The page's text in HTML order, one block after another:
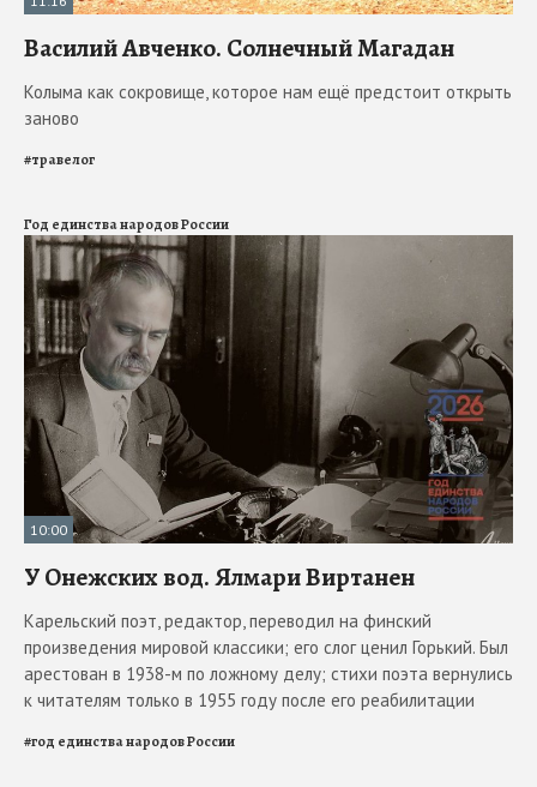
Василий Авченко. Солнечный Магадан
Колыма как сокровище, которое нам ещё предстоит открыть
заново
#травелог
Год единства народов России
10:00
У Онежских вод. Ялмари Виртанен
Карельский поэт, редактор, переводил на финский
произведения мировой классики; его слог ценил Горький. Был
арестован в 1938-м по ложному делу; стихи поэта вернулись
к читателям только в 1955 году после его реабилитации
#год единства народов России